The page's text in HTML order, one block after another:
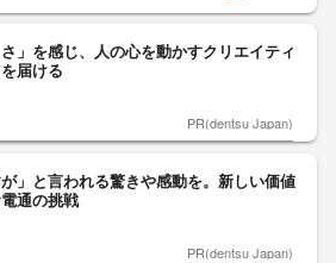
さ」を感じ、人の心を動かすクリエイティ
届ける
PR(dentsu Japan)
が」と言われる驚きや感動を。新しい価値
通の挑戦
PR(dentsu Japan)